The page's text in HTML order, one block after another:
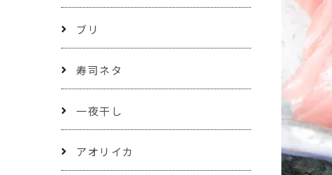
ブリ
寿司ネタ
一夜干し
アオリイカ